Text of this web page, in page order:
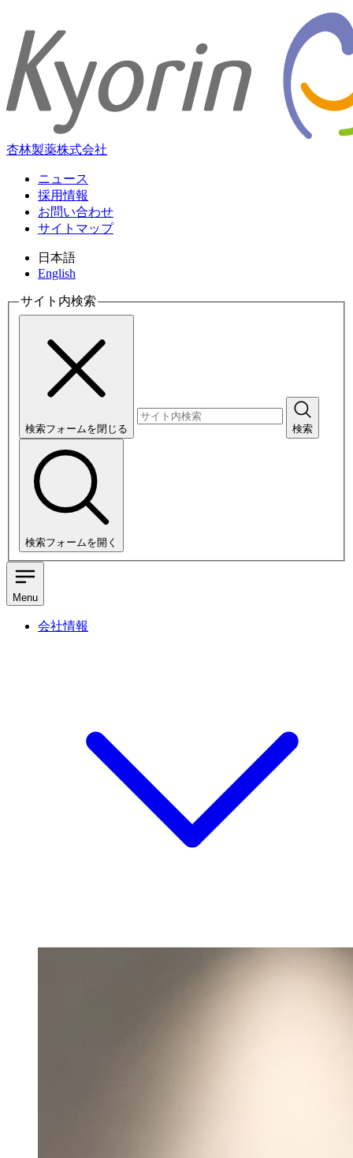
杏林製薬株式会社
ニュース
採用情報
お問い合わせ
サイトマップ
日本語
English
サイト内検索
検索フォームを閉じる 検索
検索フォームを開く
Menu
会社情報